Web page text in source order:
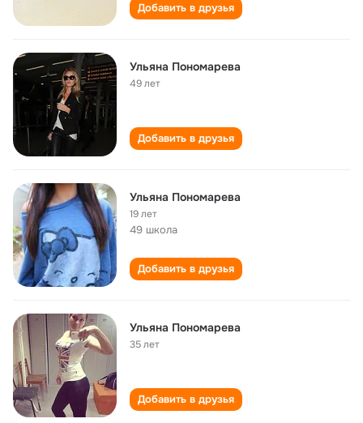
Добавить в друзья
Ульяна Пономарева
49 лет
Добавить в друзья
Ульяна Пономарева
19 лет
49 школа
Добавить в друзья
Ульяна Пономарева
35 лет
Добавить в друзья